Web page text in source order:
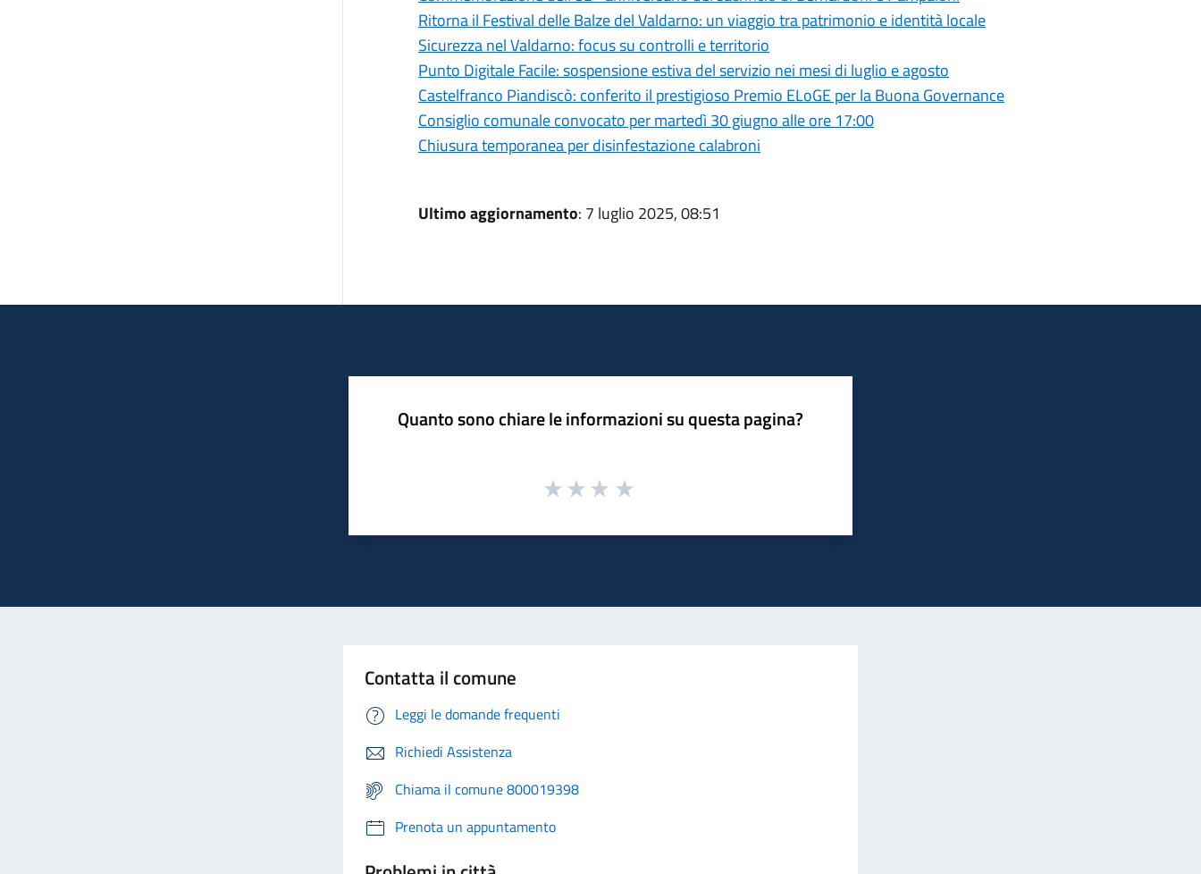
Ritorna il Festival delle Balze del Valdarno: un viaggio tra patrimonio e identità locale
Sicurezza nel Valdarno: focus su controlli e territorio
Punto Digitale Facile: sospensione estiva del servizio nei mesi di luglio e agosto
Castelfranco Piandiscò: conferito il prestigioso Premio ELoGE per la Buona Governance
Consiglio comunale convocato per martedì 30 giugno alle ore 17:00
Chiusura temporanea per disinfestazione calabroni
Ultimo aggiornamento: 7 luglio 2025, 08:51
Quanto sono chiare le informazioni su questa pagina?
Contatta il comune
Leggi le domande frequenti
Richiedi Assistenza
Chiama il comune 800019398
Prenota un appuntamento